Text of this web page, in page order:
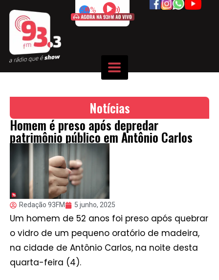
50%
Notícias
Homem é preso após depredar
patrimônio público em Antônio Carlos
Redação 93FM 5 junho, 2025
Um homem de 52 anos foi preso após quebrar
o vidro de um pequeno oratório de madeira,
na cidade de Antônio Carlos, na noite desta
quarta-feira (4).